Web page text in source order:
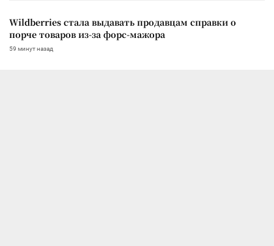
Wildberries стала выдавать продавцам справки о
порче товаров из-за форс-мажора
59 минут назад